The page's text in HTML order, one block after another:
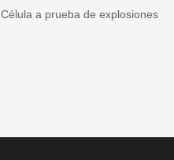
Célula a prueba de explosiones